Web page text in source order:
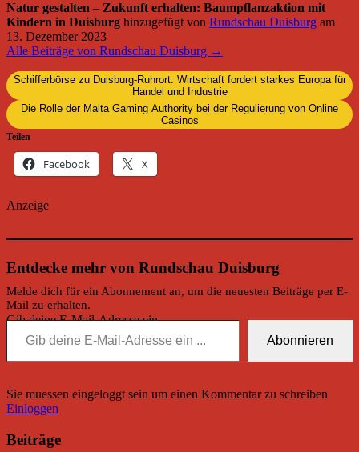
Natur gestalten – Zukunft erhalten: Baumpflanzaktion mit
Kindern in Duisburg hinzugefügt von Rundschau Duisburg am
13. Dezember 2023
Alle Beiträge von Rundschau Duisburg →
Schifferbörse zu Duisburg-Ruhrort: Wirtschaft fordert starkes Europa für
Handel und Industrie
Die Rolle der Malta Gaming Authority bei der Regulierung von Online
Casinos
Teilen
Facebook X
Anzeige
Entdecke mehr von Rundschau Duisburg
Melde dich für ein Abonnement an, um die neuesten Beiträge per E-
Mail zu erhalten.
Gib deine E-Mail-Adresse ein ...
Abonnieren
Sie muessen eingeloggt sein um einen Kommentar zu schreiben
Einloggen
Beiträge